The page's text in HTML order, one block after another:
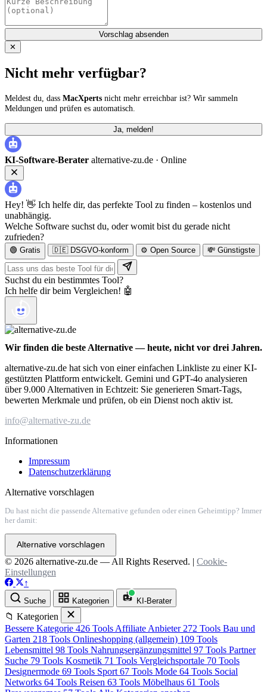
Vorschlag absenden
✕
Nicht mehr verfügbar?
Meldest du, dass MacXperts nicht mehr erreichbar ist? Wir sammeln
Meldungen und prüfen es automatisch.
Ja, melden!
KI-Software-Berater alternative-zu.de · Online
Hey! 👋 Ich helfe dir, das perfekte Tool zu finden – kostenlos und
unabhängig.
Welche Software suchst du, oder womit bist du gerade nicht
zufrieden?
🟢 Gratis 🇩🇪 DSGVO-konform ⚙️ Open Source 💸 Günstigste
Suchst du ein bestimmtes Tool?
Ich helfe dir beim Vergleichen! 🤖
Wir finden die beste Alternative — heute, nicht vor drei Jahren.
alternative-zu.de hat sich von einer einfachen Linkliste zu einer KI-
gestützten Plattform entwickelt. Gemini und GPT-4o analysieren
über 9.000 Alternativen in Echtzeit: Sie generieren Smart-Tags,
bewerten Merkmale und prüfen, ob ein Dienst noch aktiv ist.
info@alternative-zu.de
Informationen
Impressum
Datenschutzerklärung
Alternative vorschlagen
Du hast nicht die passende Alternative gefunden oder einen Geheimtipp? Immer
her damit:
Alternative vorschlagen
© 2026 alternative-zu.de — All Rights Reserved. | Cookie-
Einstellungen
↑
Suche Kategorien KI-Berater
📁 Kategorien
Bessere Kategorie 426 Tools Affiliate Anbieter 272 Tools Bau und
Garten 218 Tools Onlineshopping (allgemein) 109 Tools
Lebensmittel 98 Tools Nahrungsergänzungsmittel 97 Tools Partner
Suche 79 Tools Kosmetik 71 Tools Vergleichsportale 70 Tools
Designermode 69 Tools Sport 67 Tools Mode 64 Tools Social
Networks 64 Tools Reisen 63 Tools Möbelhaus 61 Tools